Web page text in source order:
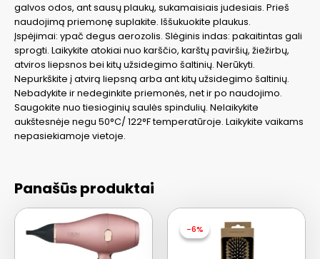
galvos odos, ant sausų plaukų, sukamaisiais judesiais. Prieš
naudojimą priemonę suplakite. Iššukuokite plaukus.
Įspėjimai: ypač degus aerozolis. Slėginis indas: pakaitintas gali
sprogti. Laikykite atokiai nuo karščio, karštų paviršių, žiežirbų,
atviros liepsnos bei kitų užsidegimo šaltinių. Nerūkyti.
Nepurkškite į atvirą liepsną arba ant kitų užsidegimo šaltinių.
Nebadykite ir nedeginkite priemonės, net ir po naudojimo.
Saugokite nuo tiesioginių saulės spindulių. Nelaikykite
aukštesnėje negu 50°C/ 122°F temperatūroje. Laikykite vaikams
nepasiekiamoje vietoje.
Panašūs produktai
-6%
-6%